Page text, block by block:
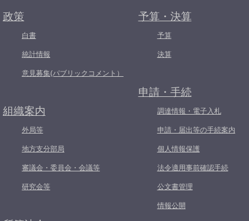
政策
白書
統計情報
意見募集(パブリックコメント）
組織案内
外局等
地方支分部局
審議会・委員会・会議等
研究会等
予算・決算
予算
決算
申請・手続
調達情報・電子入札
申請・届出等の手続案内
個人情報保護
法令適用事前確認手続
公文書管理
情報公開